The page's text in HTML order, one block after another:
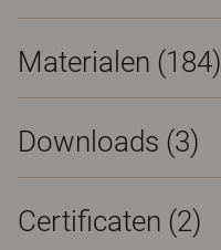
Materialen (184)
Downloads (3)
Certificaten (2)